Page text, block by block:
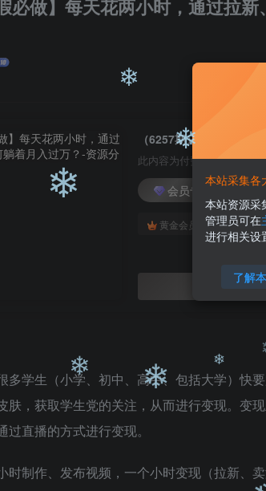
必做】每天花两小时，通过拉
此内容为付费阅读，请付费
会员专属资源
黄金会员 免费 钻
多学生（小学、初中、高中、包括大学）快
肤，获取学生党的关注，从而进行变现。变
直播的方式进行变现。
时制作、发布视频，一个小时变现（拉新、
本站采集各
本站资源采
管理员可在
进行相关设
了解
❄
❄
❄
❄